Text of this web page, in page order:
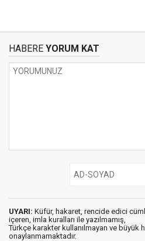
HABERE YORUM KAT
UYARI: Küfür, hakaret, rencide edici
içeren, imla kuralları ile yazılmamış,
Türkçe karakter kullanılmayan ve büyük
onaylanmamaktadır.